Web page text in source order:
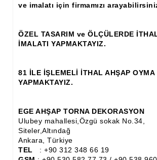
Ahşap Profil Çıta
Ahşap Seperatör
Ahşap Tavan Göbeği
Burgulu Çıta İmalatı, Modelleri
Cibinlik
Cnc Ürün Çeşitleri
ve imalatı için firmamızı
ÖZEL TASARIM ve ÖLÇÜLERDE
İMALATI YAPMAKTAYIZ.
81 İLE İŞLEMELİ İTHAL AHŞAP OYMA
YAPMAKTAYIZ.
EGE AHŞAP TORNA DEKORASYON
Ulubey mahallesi,Özgü sokak No.34,
Siteler,Altındağ
Ankara, Türkiye
TEL : +90 312 348 66 19